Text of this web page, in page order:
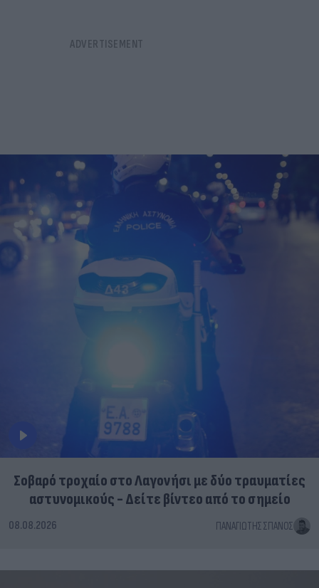
Σοβαρό τροχαίο στο Λαγονήσι με δύο τραυματίες
αστυνομικούς - Δείτε βίντεο από το σημείο
08.08.2026 ΠΑΝΑΓΙΏΤΗΣ ΣΠΑΝΌΣ